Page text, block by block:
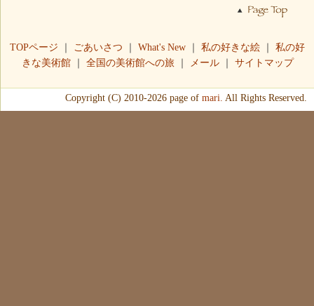
TOPページ ｜ ごあいさつ ｜ What's New ｜ 私の好きな絵 ｜ 私の好
きな美術館｜ 全国の美術館への旅｜ メール｜ サイトマップ
Copyright (C) 2010-2026 page of mari. All Rights Reserved.